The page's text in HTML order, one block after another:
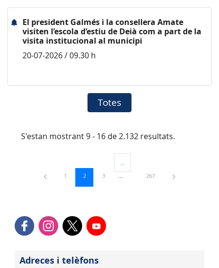
El president Galmés i la consellera Amate
visiten l’escola d’estiu de Deià com a part de la
visita institucional al municipi
20-07-2026 / 09.30 h
Totes
S'estan mostrant 9 - 16 de 2.132 resultats.
Pàgina
1 Pàgina
2 Pàgina
3
Pàgines intermèdies Utilitzeu TAB per
Pàgina
267
Adreces i telèfons